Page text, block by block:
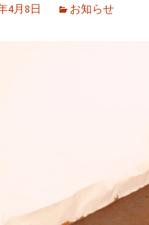
4月8日 お知らせ